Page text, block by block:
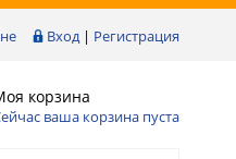
Вход | Регистрация
корзина
ваша корзина пуста